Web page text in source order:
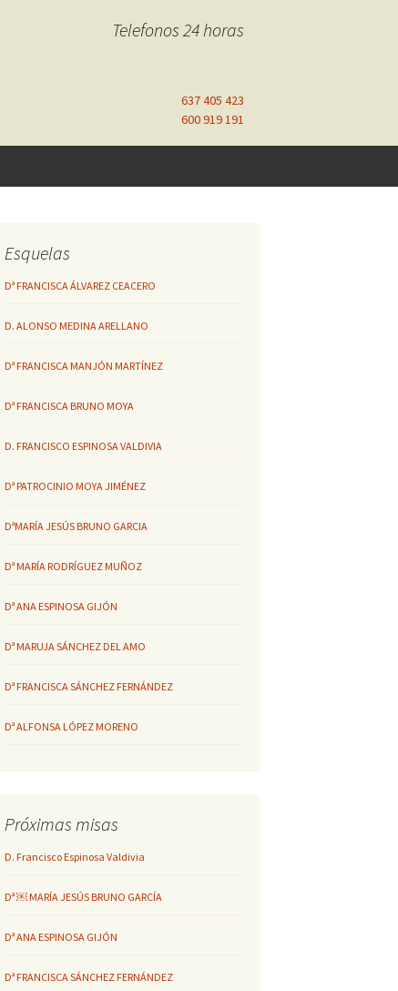
Telefonos 24 horas
637 405 423
600 919 191
Esquelas
Dª FRANCISCA ÁLVAREZ CEACERO
D. ALONSO MEDINA ARELLANO
Dª FRANCISCA MANJÓN MARTÍNEZ
Dª FRANCISCA BRUNO MOYA
D. FRANCISCO ESPINOSA VALDIVIA
Dª PATROCINIO MOYA JIMÉNEZ
DªMARÍA JESÚS BRUNO GARCIA
Dª MARÍA RODRÍGUEZ MUÑOZ
Dª ANA ESPINOSA GIJÓN
Dª MARUJA SÁNCHEZ DEL AMO
Dª FRANCISCA SÁNCHEZ FERNÁNDEZ
Dª ALFONSA LÓPEZ MORENO
Próximas misas
D. Francisco Espinosa Valdivia
Dª ￼ MARÍA JESÚS BRUNO GARCÍA
Dª ANA ESPINOSA GIJÓN
Dª FRANCISCA SÁNCHEZ FERNÁNDEZ